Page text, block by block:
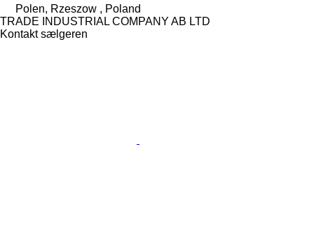
Polen, Rzeszow , Poland
TRADE INDUSTRIAL COMPANY AB LTD
Kontakt sælgeren